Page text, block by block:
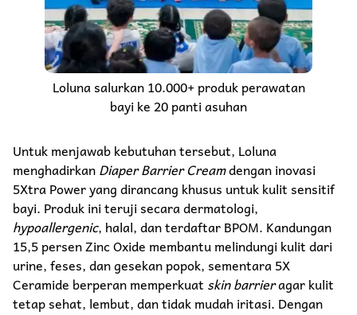
Loluna salurkan 10.000+ produk perawatan
bayi ke 20 panti asuhan
Untuk menjawab kebutuhan tersebut, Loluna
menghadirkanDiaper Barrier Creamdengan inovasi
5Xtra Power yang dirancang khusus untuk kulit sensitif
bayi. Produk ini teruji secara dermatologi,
hypoallergenic, halal, dan terdaftar BPOM. Kandungan
15,5 persen Zinc Oxide membantu melindungi kulit dari
urine, feses, dan gesekan popok, sementara 5X
Ceramide berperan memperkuat skin barrieragar kulit
tetap sehat, lembut, dan tidak mudah iritasi. Dengan